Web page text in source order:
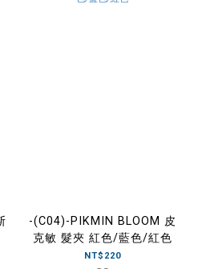
-(C04)-PIKMIN BLOOM 皮
克敏 髮夾 紅色/藍色/紅色
NT$220